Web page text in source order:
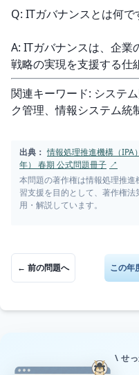
Q: ITガバナンスとは何で
A: ITガバナンスは、企業
戦略の実現を支援する仕
関連キーワード: システ
ク管理、情報システム統
出典： 情報処理推進機構（IPA
年） 春期 公式問題冊子 ↗
本問題の著作権は情報処理推
習支援を目的として、著作権
用・解説しています。
← 前の問題へ この年
\ せ